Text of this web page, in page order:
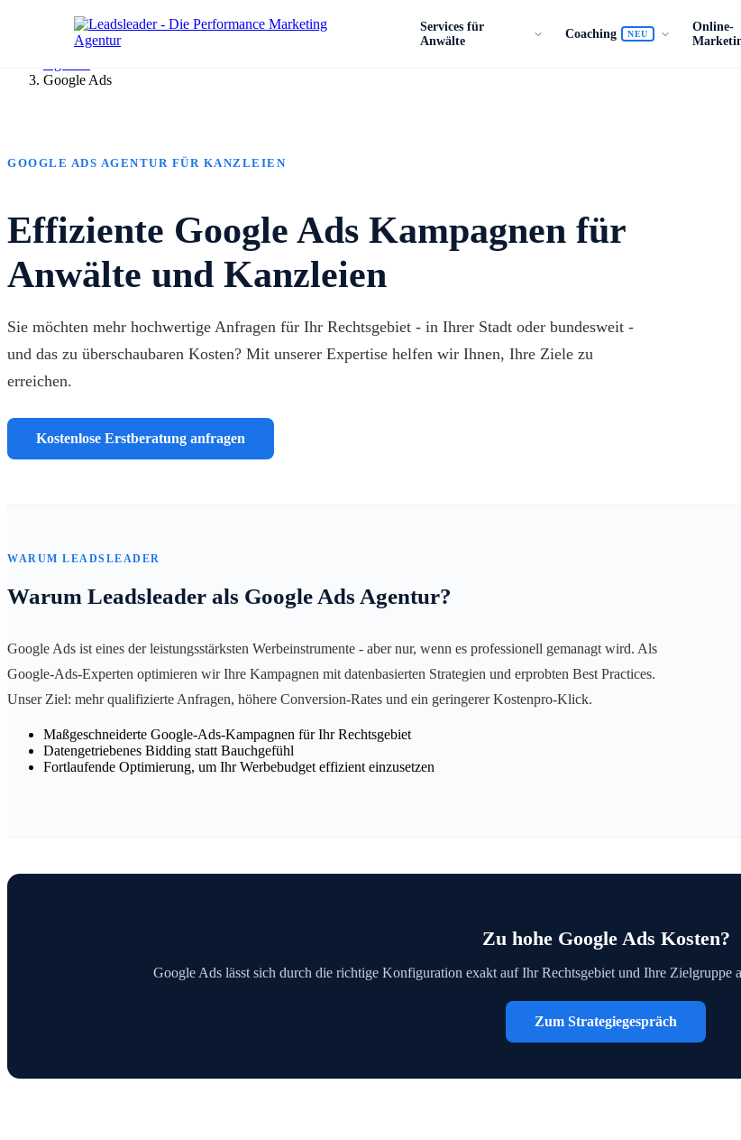
Services für
Anwälte
Coaching NEU
Online-
Google Ads
GOOGLE ADS AGENTUR FÜR KANZLEIEN
Effiziente Google Ads Kampagnen für
Anwälte und Kanzleien
Sie möchten mehr hochwertige Anfragen für Ihr Rechtsgebiet - in Ihrer Stadt oder bundesweit -
und das zu überschaubaren Kosten? Mit unserer Expertise helfen wir Ihnen, Ihre Ziele zu
erreichen.
Kostenlose Erstberatung anfragen
WARUM LEADSLEADER
Warum Leadsleader als Google Ads Agentur?
Google Ads ist eines der leistungsstärksten Werbeinstrumente - aber nur, wenn es professionell gemanagt wird. Als
Google-Ads-Experten optimieren wir Ihre Kampagnen mit datenbasierten Strategien und erprobten Best Practices.
Unser Ziel: mehr qualifizierte Anfragen, höhere Conversion-Rates und ein geringerer Kostenpro-Klick.
Maßgeschneiderte Google-Ads-Kampagnen für Ihr Rechtsgebiet
Datengetriebenes Bidding statt Bauchgefühl
Fortlaufende Optimierung, um Ihr Werbebudget effizient einzusetzen
Zu hohe Google Ads Kosten?
Google Ads lässt sich durch die richtige Konfiguration exakt auf Ihr Rechtsgebiet und Ihre Zielgruppe
Zum Strategiegespräch